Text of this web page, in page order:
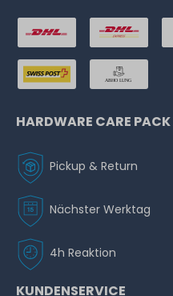
HARDWARE CARE PACK
Pickup & Return
Nächster Werktag
4h Reaktion
KUNDENSERVICE